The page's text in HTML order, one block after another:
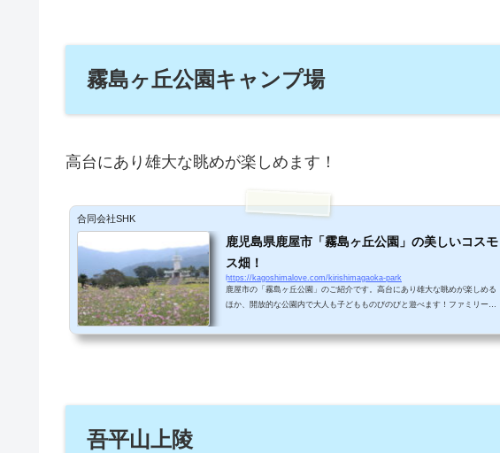
霧島ヶ丘公園キャンプ場
高台にあり雄大な眺めが楽しめます！
合同会社SHK
鹿児島県鹿屋市「霧島ヶ丘公園」の美しいコスモ
ス畑！
https://kagoshimalove.com/kirishimagaoka-park
鹿屋市の「霧島ヶ丘公園」のご紹介です。高台にあり雄大な眺めが楽しめる
ほか、開放的な公園内で大人も子どもものびのびと遊べます！ファミリーに
で下車し車で約３０分。無料駐車場あり（５００台分） 咲き乱れるコスモス
吾平山上陵